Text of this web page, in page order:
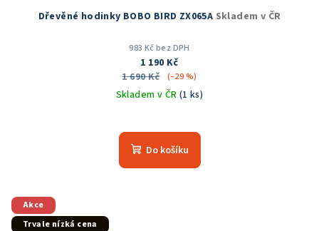
Dřevěné hodinky BOBO BIRD ZX065A Skladem v ČR
983 Kč bez DPH
1 190 Kč
1 690 Kč
(–29 %)
Skladem v ČR (1 ks)
hodnocení
produktu
Do košíku
Akce
Trvale nízká cena